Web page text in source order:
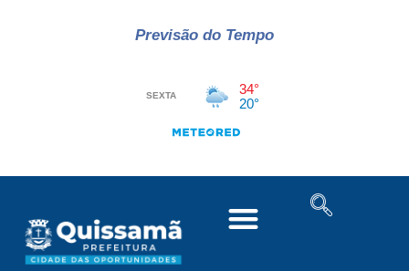
Previsão do Tempo